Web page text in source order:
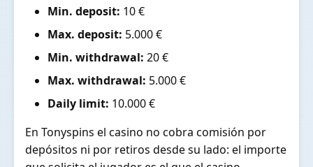
Min. deposit: 10 €
Max. deposit: 5.000 €
Min. withdrawal: 20 €
Max. withdrawal: 5.000 €
Daily limit: 10.000 €
En Tonyspins el casino no cobra comisión por
depósitos ni por retiros desde su lado: el importe